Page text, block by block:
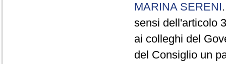
MARINA SERENI
sensi dell'articolo
ai colleghi del
del Consiglio un